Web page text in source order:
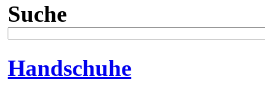
Suche
Handschuhe